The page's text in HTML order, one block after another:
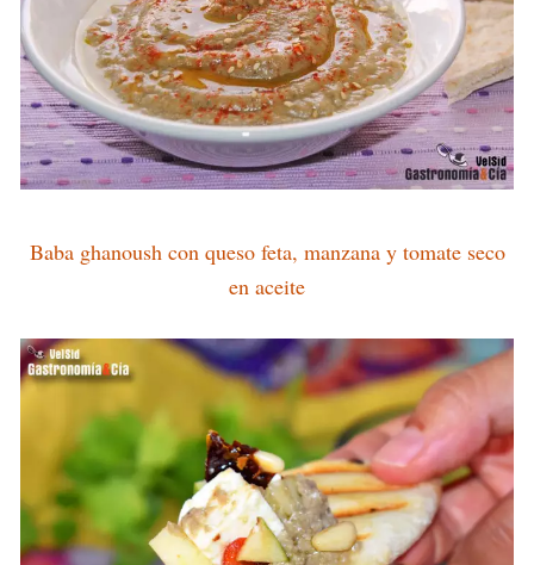
Baba ghanoush con queso feta, manzana y tomate seco
en aceite